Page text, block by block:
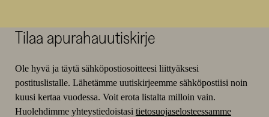
Tilaa apurahauutiskirje
Ole hyvä ja täytä sähköpostiosoitteesi liittyäksesi
postituslistalle. Lähetämme uutiskirjeemme sähköpostiisi noin
kuusi kertaa vuodessa. Voit erota listalta milloin vain.
Huolehdimme yhteystiedoistasi tietosuojaselosteessamme